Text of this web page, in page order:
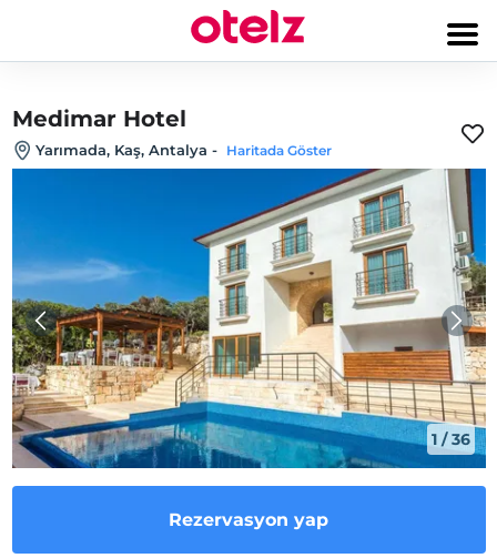
Medimar Hotel
Yarımada, Kaş, Antalya - Haritada Göster
1 /36
Rezervasyon yap